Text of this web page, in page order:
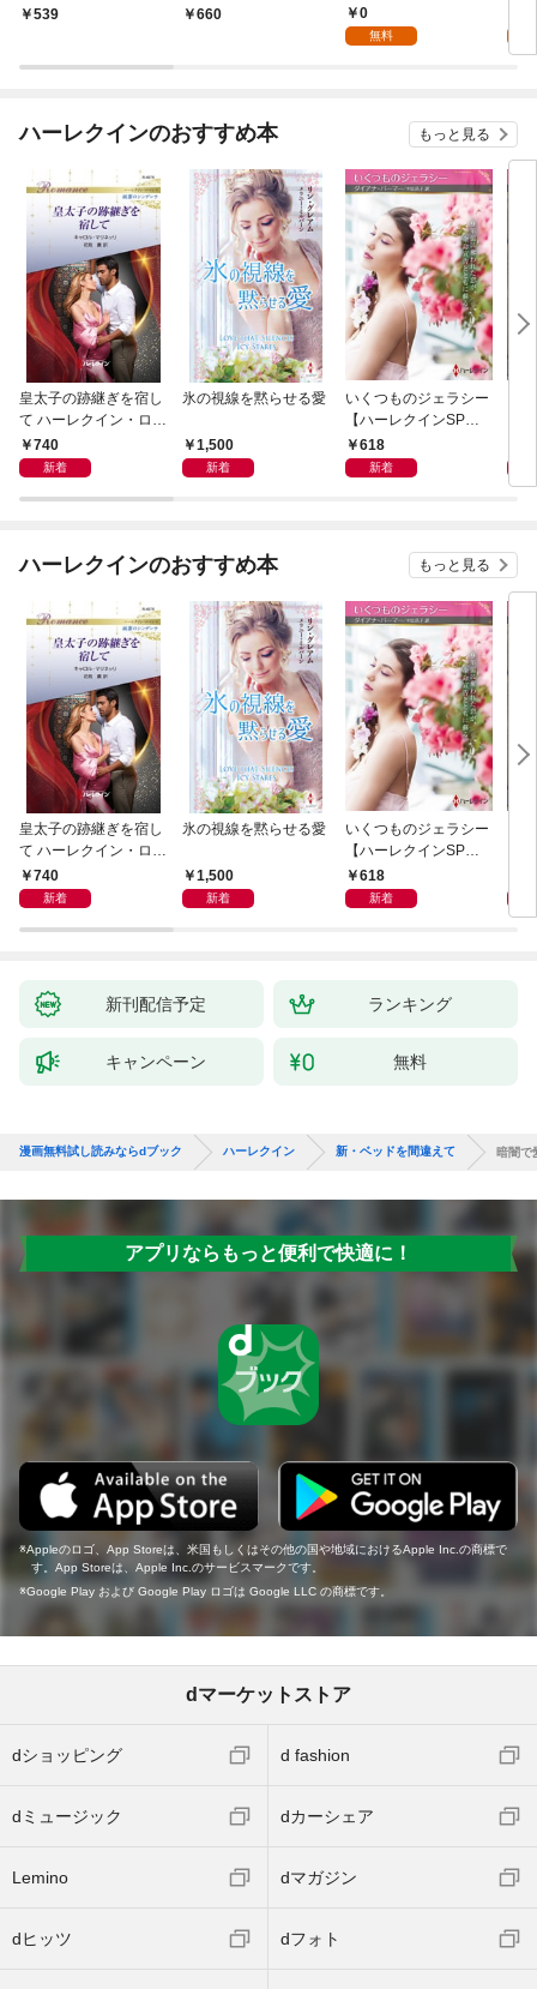
庫版】
539 シリーズ別冊版】
660 0
無料
ハーレクインのおすすめ本 もっと見る
皇太子の跡継ぎを宿し
て ハーレクイン・ロマ
ンス～純潔のシンデレ
ラ～
740
新着
氷の視線を黙らせる愛
1,500
新着
いくつものジェラシー
【ハーレクインSP文
庫版】
618
新着
ハーレクインのおすすめ本 もっと見る
皇太子の跡継ぎを宿し
て ハーレクイン・ロマ
ンス～純潔のシンデレ
ラ～
740
新着
氷の視線を黙らせる愛
1,500
新着
いくつものジェラシー
【ハーレクインSP文
庫版】
618
新着
新刊配信予定 ランキング
キャンペーン 無料
漫画無料試し読みならdブック ハーレクイン 新・ベッドを間違えて 暗闇
アプリならもっと便利で快適に！
Appleのロゴ、App Storeは、米国もしくはその他の国や地域におけるApple Inc.の商標で
す。App Storeは、Apple Inc.のサービスマークです。
Google Play および Google Play ロゴは Google LLC の商標です。
dマーケットストア
dショッピング d fashion
dミュージック dカーシェア
Lemino dマガジン
dヒッツ dフォト